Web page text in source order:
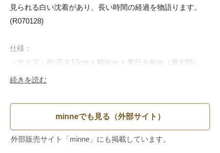
見られる白い沈着があり、長い時間の経過を物語ります。
(R070128)
仕様：
・サイズ：約 高さ17cm × 幅6cm × 奥行き4cm（最大部）
・材質：ガラス
る場合あり）
・原産国：フランス
・年代：推定1900年代前半
・状態：経年によるくもり・沈着あり／欠けやヒビなし／刻
続きを読む